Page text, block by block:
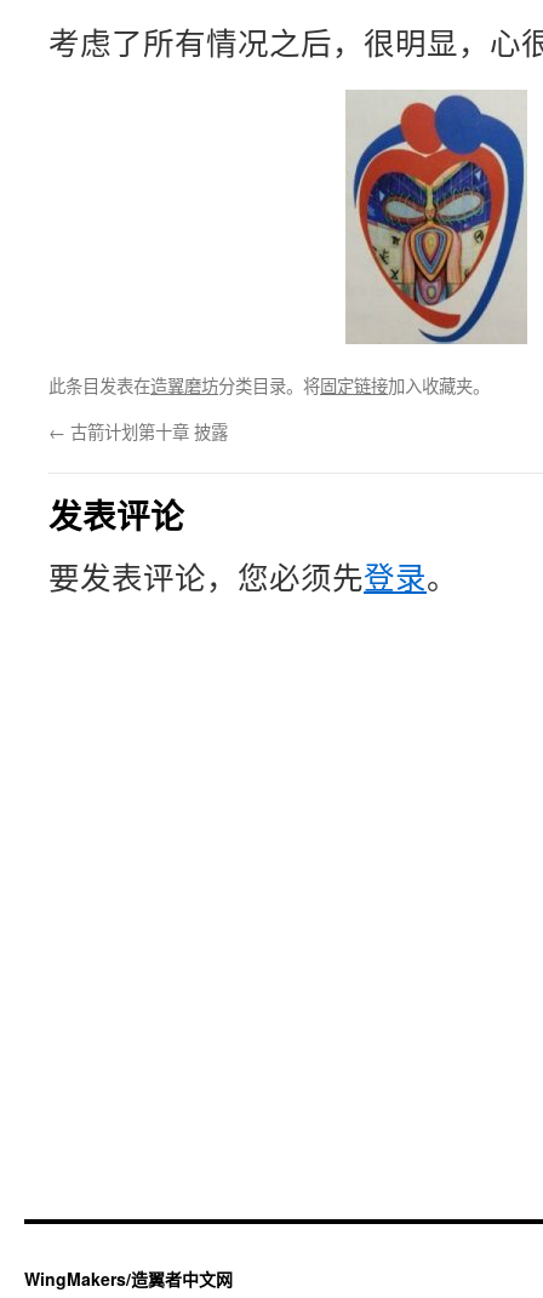
考虑了所有情况之后，很明显，心
此条目发表在造翼磨坊分类目录。将固定链接加入收藏夹。
← 古箭计划第十章 披露
发表评论
要发表评论，您必须先登录。
WingMakers/造翼者中文网